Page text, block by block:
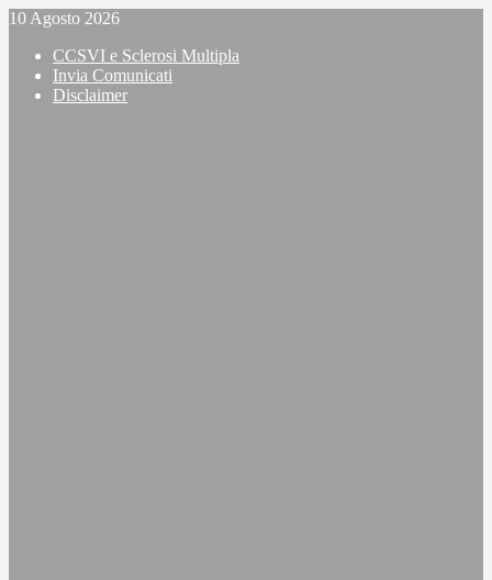
Vai
contenuto
10 Agosto 2026
CCSVI e Sclerosi Multipla
Invia Comunicati
Disclaimer